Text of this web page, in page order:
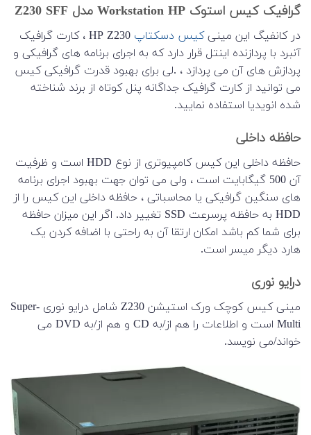
گرافیک کیس استوک Workstation HP مدل Z230 SFF
در کانفیگ این مینیکیس دسکتاپ
HP Z230 ، کارت گرافیک
آنبرد با پردازنده اینتل قرار دارد که به اجرای برنامه های گرافیکی و
پردازش های آن می پردازد ، .لی برای بهبود قدرت گرافیکی کیس
می توانید از کارت گرافیک جداگانه پنل کوتاه از برند شناخته
شده انویدیا استفاده نمایید.
حافظه داخلی
حافظه داخلی این کیس کامپیوتری از نوع HDD است و ظرفیت
آن 500 گیگابایت است ، ولی می توان جهت بهبود اجرای برنامه
های سنگین گرافیکی یا محاسباتی ، حافظه داخلی این کیس را از
HDD به حافظه پرسرعت SSD تغییر داد. اگر این میزان حافظه
برای شما کم باشد امکان ارتقا آن به راحتی با اضافه کردن یک
هارد دیگر میسر است.
درایو نوری
مینی کیس کوچک ورک استیشن Z230 شامل درایو نوری Super-
Multi است و اطلاعات را هم از/به CD و هم از/به DVD می
خواند/می نویسد.